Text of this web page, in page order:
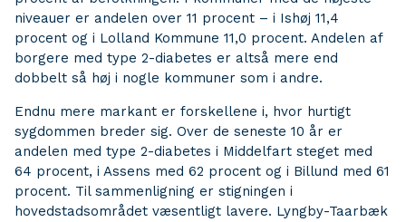
niveauer er andelen over 11 procent – i Ishøj 11,4
procent og i Lolland Kommune 11,0 procent. Andelen af
borgere med type 2-diabetes er altså mere end
dobbelt så høj i nogle kommuner som i andre.
Endnu mere markant er forskellene i, hvor hurtigt
sygdommen breder sig. Over de seneste 10 år er
andelen med type 2-diabetes i Middelfart steget med
64 procent, i Assens med 62 procent og i Billund med 61
procent. Til sammenligning er stigningen i
hovedstadsområdet væsentligt lavere. Lyngby-Taarbæk